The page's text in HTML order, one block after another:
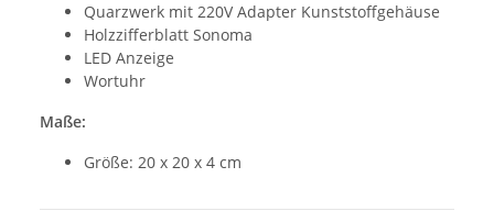
Quarzwerk mit 220V Adapter Kunststoffgehäuse
Holzzifferblatt Sonoma
LED Anzeige
Wortuhr
Maße:
Größe: 20 x 20 x 4 cm